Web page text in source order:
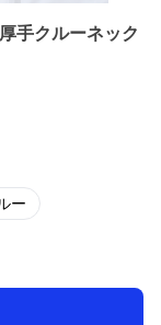
手クルーネック
ー